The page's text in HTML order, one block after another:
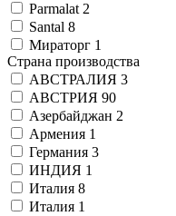
Parmalat 2
Santal 8
Мираторг 1
Страна производства
АВСТРАЛИЯ 3
АВСТРИЯ 90
Азербайджан 2
Армения 1
Германия 3
ИНДИЯ 1
Италия 8
Италия 1